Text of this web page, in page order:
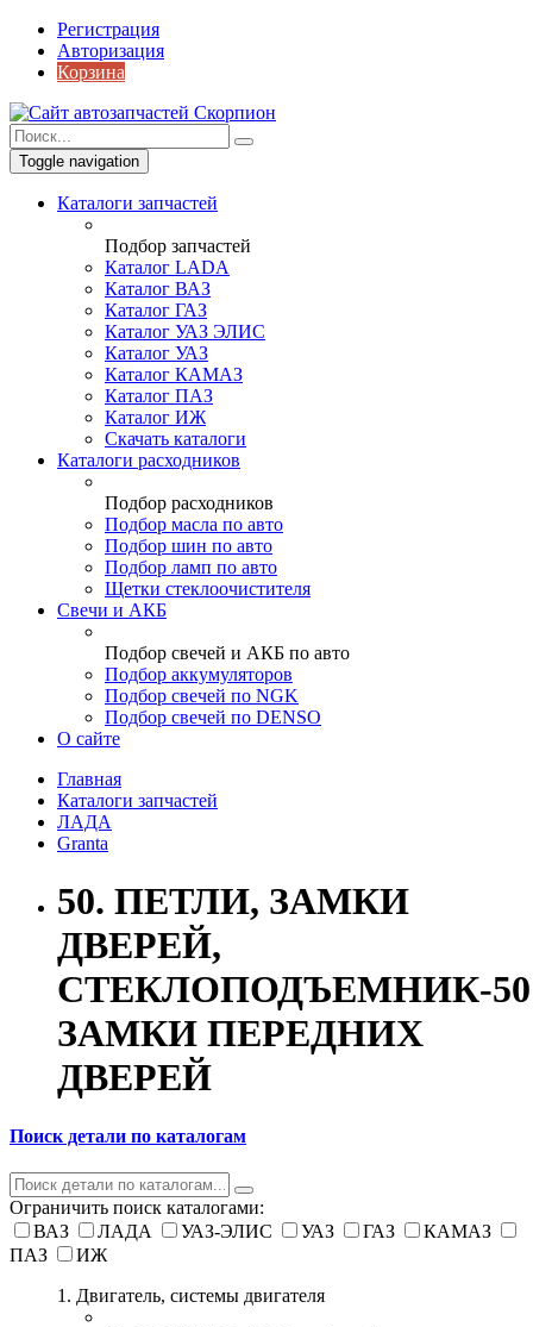
Регистрация
Авторизация
Корзина
Toggle navigation
Каталоги запчастей
Подбор запчастей
Каталог LADA
Каталог ВАЗ
Каталог ГАЗ
Каталог УАЗ ЭЛИС
Каталог УАЗ
Каталог КАМАЗ
Каталог ПАЗ
Каталог ИЖ
Скачать каталоги
Каталоги расходников
Подбор расходников
Подбор масла по авто
Подбор шин по авто
Подбор ламп по авто
Щетки стеклоочистителя
Свечи и АКБ
Подбор свечей и АКБ по авто
Подбор аккумуляторов
Подбор свечей по NGK
Подбор свечей по DENSO
О сайте
Главная
Каталоги запчастей
ЛАДА
Granta
50. ПЕТЛИ, ЗАМКИ
ДВЕРЕЙ,
СТЕКЛОПОДЪЕМНИК-
ЗАМКИ ПЕРЕДНИХ
ДВЕРЕЙ
Поиск детали по каталогам
Ограничить поиск каталогами:
ВАЗ
ЛАДА УАЗ-ЭЛИС УАЗ ГАЗ
КАМАЗ
ПАЗ
ИЖ
1. Двигатель, системы двигателя